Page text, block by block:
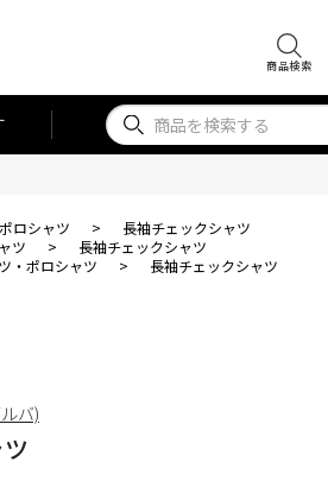
商品検索
ロシャツ >
長袖チェックシャツ
ツ >
長袖チェックシャツ
・ポロシャツ > 長袖チェックシャツ
バ)